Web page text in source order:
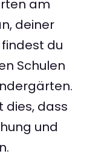
am
deiner
du
Schulen
dies, dass
und